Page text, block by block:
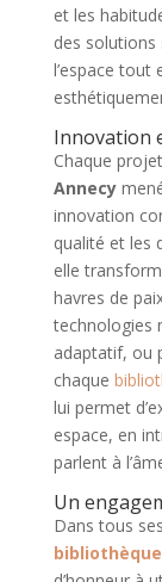
et les
des solutions
l’espace tout
Innovation
Chaque projet
Annecy
innovation
qualité et les
elle
havres de
technologies
adaptatif, ou
chaque
lui permet
espace, en
parlent à
Un
Dans tous